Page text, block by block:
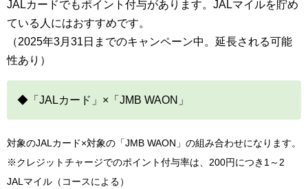
JALカードでもポイント付与があります。JALマイルを貯め
ている人にはおすすめです。
（2025年3月31日までのキャンペーン中。延長される可能
性あり）
◆「JALカード」×「JMB WAON」
対象のJALカード×対象の「JMB WAON」の組み合わせになります。
※クレジットチャージでのポイント付与率は、200円につき1～2
JALマイル（コースによる）